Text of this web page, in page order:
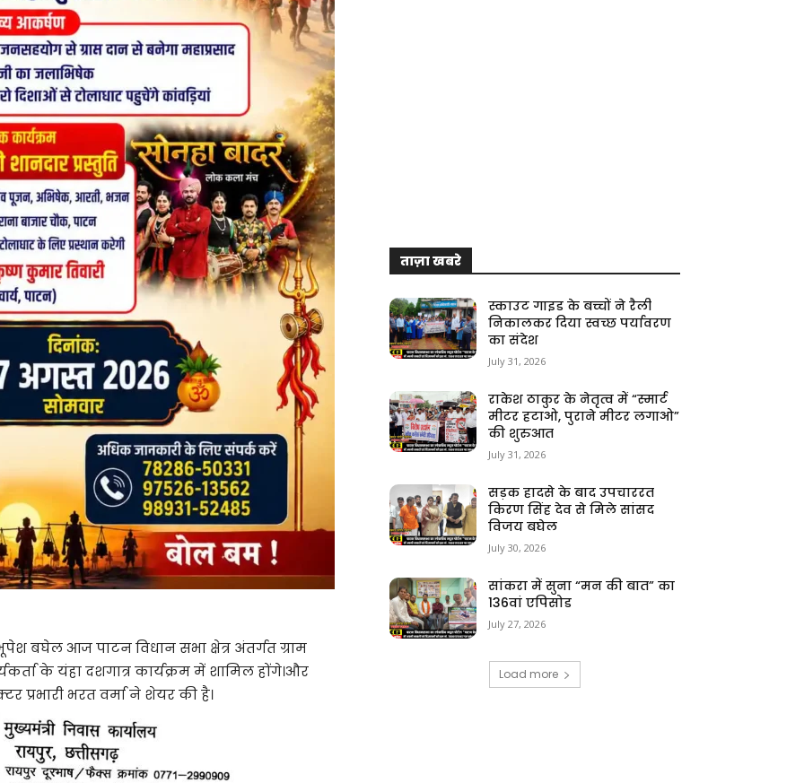
बघेल आज पाटन विधान सभा क्षेत्र अंतर्गत ग्राम
के यंहा दशगात्र कार्यक्रम में शामिल होंगे।और
प्रभारी भरत वर्मा ने शेयर की है।
ताज़ा खबरे
स्काउट गाइड के बच्चों ने रैली
निकालकर दिया स्वच्छ पर्यावरण
का संदेश
July 31, 2026
राकेश ठाकुर के नेतृत्व में “स्मार्ट
मीटर हटाओ, पुराने मीटर लगाओ”
की शुरुआत
July 31, 2026
सड़क हादसे के बाद उपचाररत
किरण सिंह देव से मिले सांसद
विजय बघेल
July 30, 2026
सांकरा में सुना “मन की बात” का
136वां एपिसोड
July 27, 2026
Load more